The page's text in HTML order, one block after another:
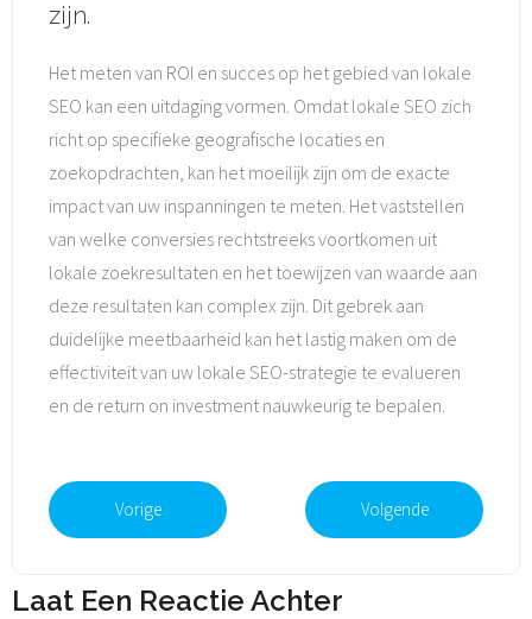
zijn.
Het meten van ROI en succes op het gebied van lokale
SEO kan een uitdaging vormen. Omdat lokale SEO zich
richt op specifieke geografische locaties en
zoekopdrachten, kan het moeilijk zijn om de exacte
impact van uw inspanningen te meten. Het vaststellen
van welke conversies rechtstreeks voortkomen uit
lokale zoekresultaten en het toewijzen van waarde aan
deze resultaten kan complex zijn. Dit gebrek aan
duidelijke meetbaarheid kan het lastig maken om de
effectiviteit van uw lokale SEO-strategie te evalueren
en de return on investment nauwkeurig te bepalen.
Vorige Volgende
Laat Een Reactie Achter